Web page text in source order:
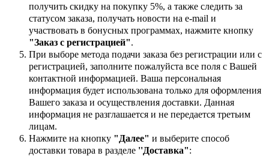
получить скидку на покупку 5%, а также следить за
статусом заказа, получать новости на e-mail и
участвовать в бонусных программах, нажмите кнопку
"Заказ с регистрацией".
При выборе метода подачи заказа без регистрации или с
регистрацией, заполните пожалуйста все поля с Вашей
контактной информацией. Ваша персональная
информация будет использована только для оформления
Вашего заказа и осуществления доставки. Данная
информация не разглашается и не передается третьим
лицам.
Нажмите на кнопку "Далее" и выберите способ
доставки товара в разделе ''Доставка":